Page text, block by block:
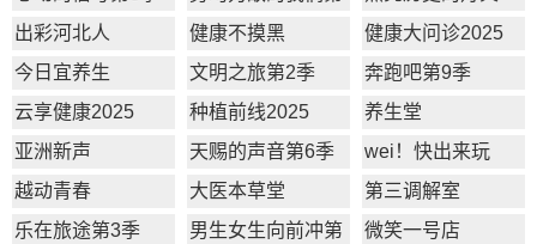
2季
出彩河北人
健康不摸黑
健康大问诊2025
今日宜养生
文明之旅第2季
奔跑吧第9季
云享健康2025
种植前线2025
养生堂
亚洲新声
天赐的声音第6季
wei！快出来玩
越动青春
大医本草堂
第三调解室
乐在旅途第3季
男生女生向前冲第 微笑一号店